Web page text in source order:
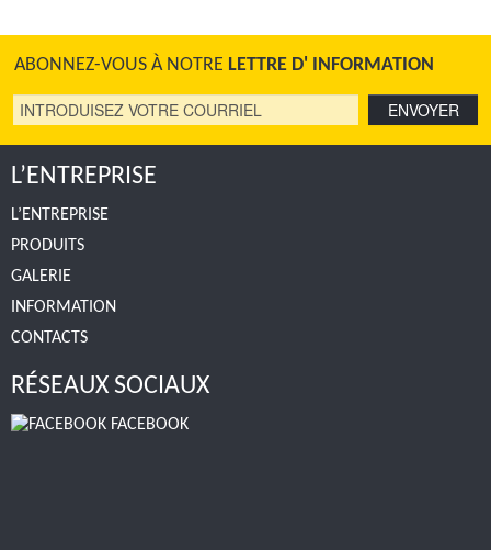
ABONNEZ-VOUS À NOTRE LETTRE D' INFORMATION
L’ENTREPRISE
L’ENTREPRISE
PRODUITS
GALERIE
INFORMATION
CONTACTS
RÉSEAUX SOCIAUX
FACEBOOK